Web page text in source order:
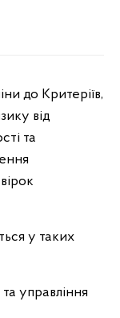
від
та
у таких
управління